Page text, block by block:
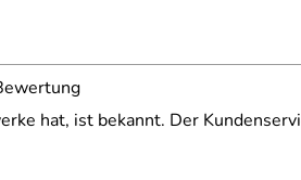
hat, ist bekannt. Der